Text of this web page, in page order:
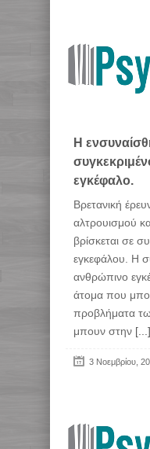
H
εγκέφαλο.
Βρετανική
αλτρουισμού
βρίσκεται σε
εγκεφάλου. Η
ανθρώπινο
άτομα που
προβλήματα
μπουν στην [...]
3 Νοεμβρίου,